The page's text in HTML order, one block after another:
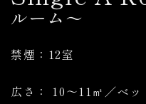
ルーム～
禁煙：12室
広さ： 10～11㎡／ベ